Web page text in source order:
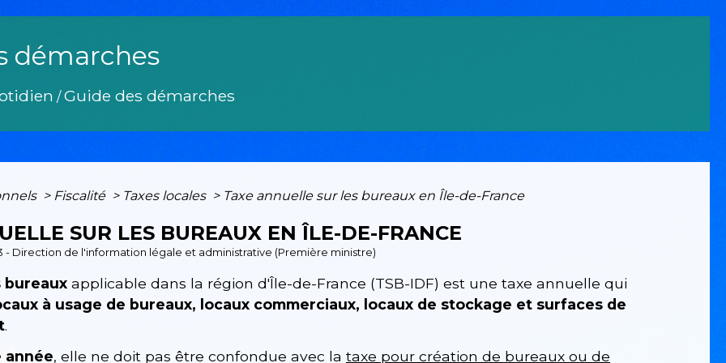
démarches
/Guide des démarches
> Fiscalité > Taxes locales > Taxe annuelle sur les bureaux en Île-de-France
SUR LES BUREAUX EN ÎLE-DE-FRANCE
- Direction de l'information légale et administrative (Première ministre)
bureaux applicable dans la région d'Île-de-France (TSB-IDF) est une taxe annuelle qui
à usage de bureaux, locaux commerciaux, locaux de stockage et surfaces de
.
année, elle ne doit pas être confondue avec la taxe pour création de bureaux ou de